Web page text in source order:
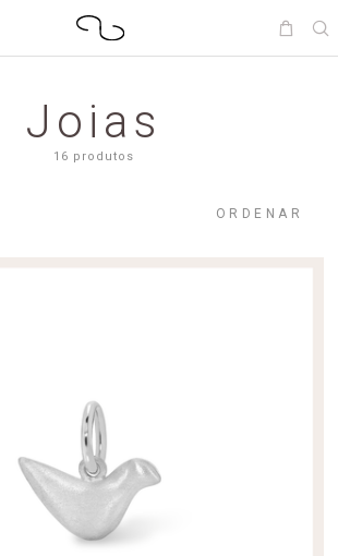
Joias
16 produtos
ORDENAR